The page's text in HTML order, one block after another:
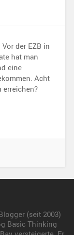
der EZB in
hat man
eine
Acht
erreichen?
(seit 2003)
Basic Thinking